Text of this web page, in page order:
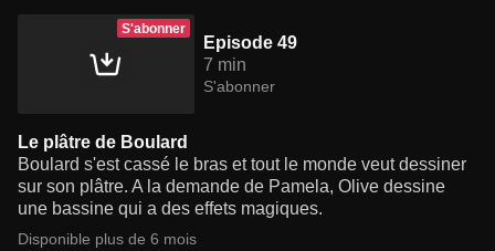
S'abonner
Episode 49
7 min
S'abonner
Le plâtre de Boulard
Boulard s'est cassé le bras et tout le monde veut dessiner
sur son plâtre. A la demande de Pamela, Olive dessine
une bassine qui a des effets magiques.
Disponible plus de 6 mois